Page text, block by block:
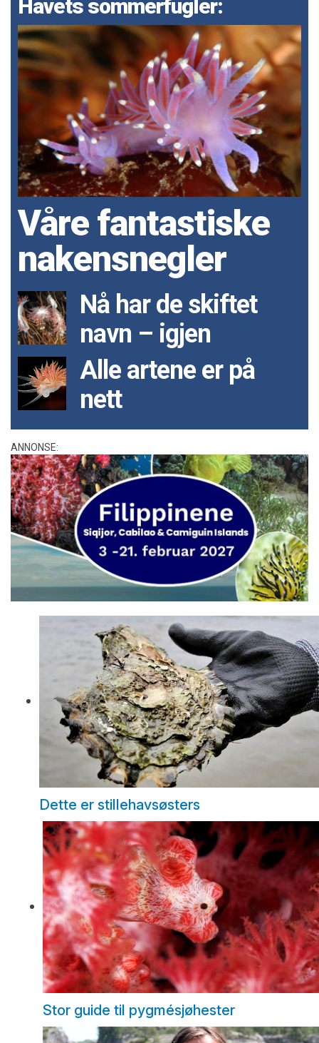
Havets sommerfugler:
Våre fantastiske
nakensnegler
Nå har de skiftet
navn – igjen
Alle artene er på
nett
ANNONSE:
Dette er stillehavsøsters
Stor guide til pygmésjøhester